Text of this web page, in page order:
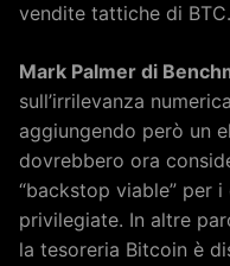
vendite tattiche di BTC.
Mark Palmer di
sull’irrilevanza
aggiungendo però un
dovrebbero ora
“backstop viable” per
privilegiate. In altre
la tesoreria Bitcoin è